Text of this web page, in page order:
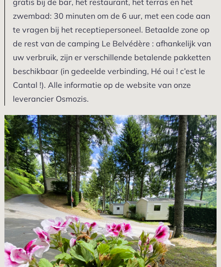
zwembad: 30 minuten om de 6 uur, met een code aan
te vragen bij het receptiepersoneel. Betaalde zone op
de rest van de camping Le Belvédère : afhankelijk van
uw verbruik, zijn er verschillende betalende pakketten
beschikbaar (in gedeelde verbinding, Hé oui ! c’est le
Cantal !). Alle informatie op de website van onze
leverancier Osmozis.